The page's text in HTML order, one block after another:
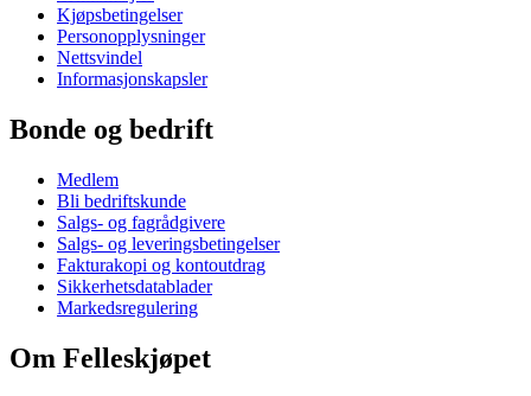
Kjøpsbetingelser
Personopplysninger
Nettsvindel
Informasjonskapsler
Bonde og bedrift
Medlem
Bli bedriftskunde
Salgs- og fagrådgivere
Salgs- og leveringsbetingelser
Fakturakopi og kontoutdrag
Sikkerhetsdatablader
Markedsregulering
Om Felleskjøpet